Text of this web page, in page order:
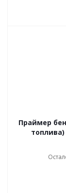
Праймер
топлива)